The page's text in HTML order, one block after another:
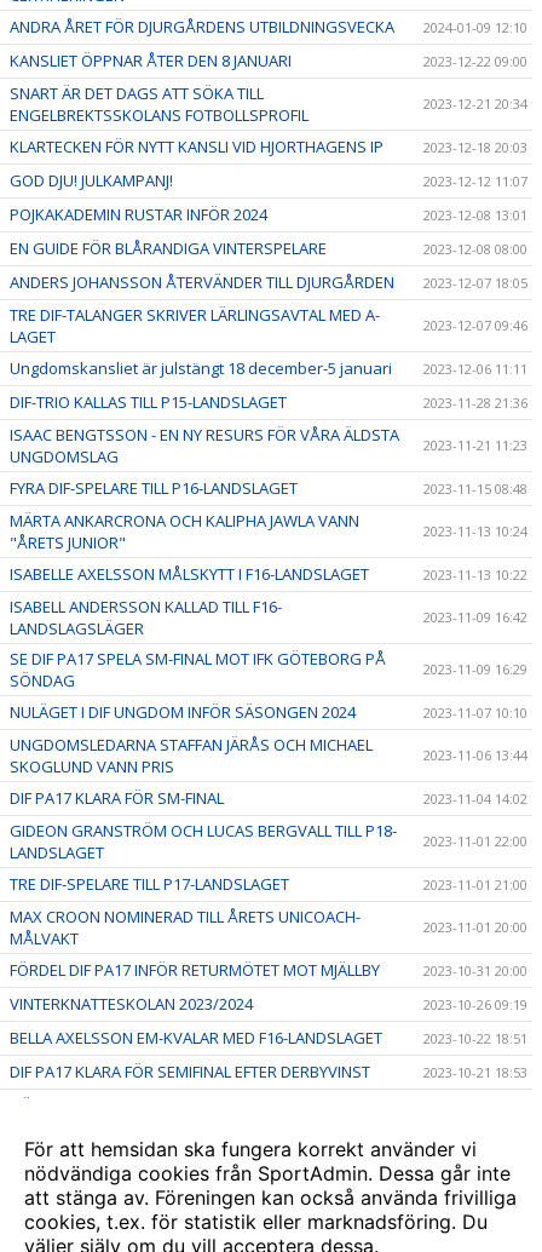
ANDRA ÅRET FÖR DJURGÅRDENS UTBILDNINGSVECKA 2024-01-09 12:10
KANSLIET ÖPPNAR ÅTER DEN 8 JANUARI 2023-12-22 09:00
SNART ÄR DET DAGS ATT SÖKA TILL
ENGELBREKTSSKOLANS FOTBOLLSPROFIL
2023-12-21 20:34
KLARTECKEN FÖR NYTT KANSLI VID HJORTHAGENS IP 2023-12-18 20:03
GOD DJU! JULKAMPANJ! 2023-12-12 11:07
POJKAKADEMIN RUSTAR INFÖR 2024 2023-12-08 13:01
EN GUIDE FÖR BLÅRANDIGA VINTERSPELARE 2023-12-08 08:00
ANDERS JOHANSSON ÅTERVÄNDER TILL DJURGÅRDEN 2023-12-07 18:05
TRE DIF-TALANGER SKRIVER LÄRLINGSAVTAL MED A-
LAGET
2023-12-07 09:46
Ungdomskansliet är julstängt 18 december-5 januari 2023-12-06 11:11
DIF-TRIO KALLAS TILL P15-LANDSLAGET 2023-11-28 21:36
ISAAC BENGTSSON - EN NY RESURS FÖR VÅRA ÄLDSTA
UNGDOMSLAG
2023-11-21 11:23
FYRA DIF-SPELARE TILL P16-LANDSLAGET 2023-11-15 08:48
MÄRTA ANKARCRONA OCH KALIPHA JAWLA VANN
"ÅRETS JUNIOR"
2023-11-13 10:24
ISABELLE AXELSSON MÅLSKYTT I F16-LANDSLAGET 2023-11-13 10:22
ISABELL ANDERSSON KALLAD TILL F16-
LANDSLAGSLÄGER
2023-11-09 16:42
SE DIF PA17 SPELA SM-FINAL MOT IFK GÖTEBORG PÅ
SÖNDAG
2023-11-09 16:29
NULÄGET I DIF UNGDOM INFÖR SÄSONGEN 2024 2023-11-07 10:10
UNGDOMSLEDARNA STAFFAN JÄRÅS OCH MICHAEL
SKOGLUND VANN PRIS
2023-11-06 13:44
DIF PA17 KLARA FÖR SM-FINAL 2023-11-04 14:02
GIDEON GRANSTRÖM OCH LUCAS BERGVALL TILL P18-
LANDSLAGET
2023-11-01 22:00
TRE DIF-SPELARE TILL P17-LANDSLAGET 2023-11-01 21:00
MAX CROON NOMINERAD TILL ÅRETS UNICOACH-
MÅLVAKT
2023-11-01 20:00
FÖRDEL DIF PA17 INFÖR RETURMÖTET MOT MJÄLLBY 2023-10-31 20:00
VINTERKNATTESKOLAN 2023/2024 2023-10-26 09:19
BELLA AXELSSON EM-KVALAR MED F16-LANDSLAGET 2023-10-22 18:51
DIF PA17 KLARA FÖR SEMIFINAL EFTER DERBYVINST 2023-10-21 18:53
HÖSTLOVSAKTIVITETER - vecka 44
TVÅ DIF-SPELARE TILL P15-LANDSLAGET FUTURE TEAM 2023-10-09 18:55
DJURGÅRDSFESTIVALEN 9 SEPTEMBER 2023-09-08 19:16
Stockholmsmästerskapen firar 20 år 2023-08-17 19:17
För att hemsidan ska fungera korrekt använder vi
nödvändiga cookies från SportAdmin. Dessa går inte
att stänga av. Föreningen kan också använda frivilliga
cookies, t.ex. för statistik eller marknadsföring. Du
väljer själv om du vill acceptera dessa.